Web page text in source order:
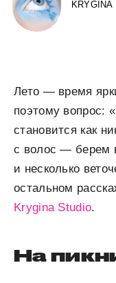
KRYGINA
Лето — время
поэтому вопрос:
становится как
с волос — берем
и несколько
остальном
Krygina Studio.
На